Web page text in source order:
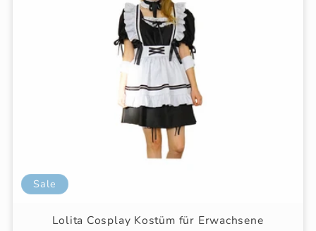
Sale
Lolita Cosplay Kostüm für Erwachsene